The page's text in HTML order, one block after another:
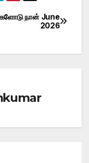
நான் June
2026